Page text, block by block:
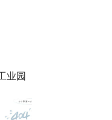
业园